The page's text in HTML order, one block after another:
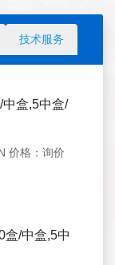
技术服务
盒,5中盒/
价格：询价
盒/中盒,5中